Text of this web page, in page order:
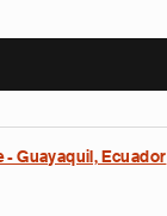
Guayaquil, Ecuador